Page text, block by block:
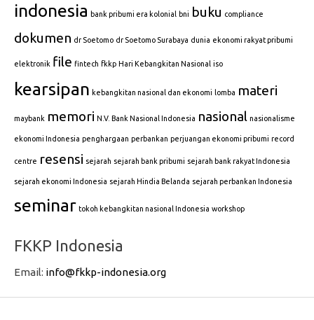
indonesia bank pribumi era kolonial bni buku compliance
dokumen dr Soetomo dr Soetomo Surabaya dunia ekonomi rakyat pribumi
elektronik file fintech fkkp Hari Kebangkitan Nasional iso
kearsipan kebangkitan nasional dan ekonomi lomba materi
maybank memori N.V. Bank Nasional Indonesia nasional nasionalisme
ekonomi Indonesia penghargaan perbankan perjuangan ekonomi pribumi record
centre resensi sejarah sejarah bank pribumi sejarah bank rakyat Indonesia
sejarah ekonomi Indonesia sejarah Hindia Belanda sejarah perbankan Indonesia
seminar tokoh kebangkitan nasional Indonesia workshop
FKKP Indonesia
Email: info@fkkp-indonesia.org